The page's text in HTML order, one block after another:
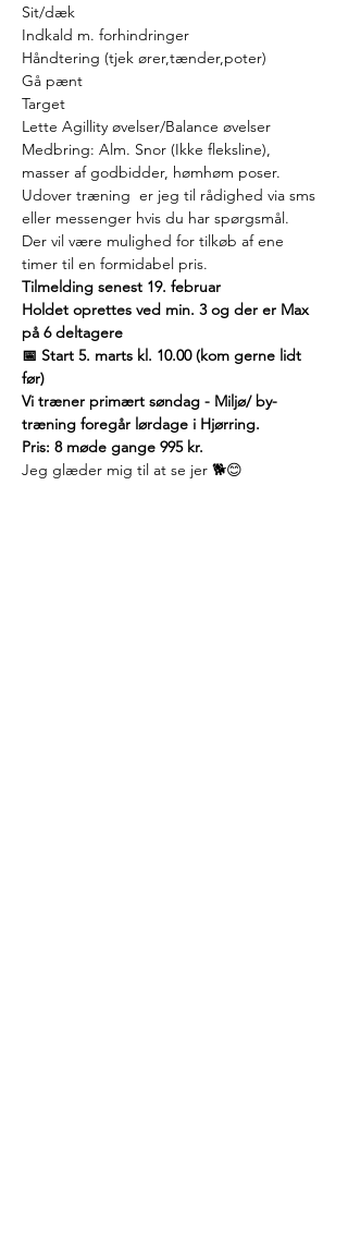
Sit/dæk
Indkald m. forhindringer
Håndtering (tjek ører,tænder,poter)
Gå pænt
Target
Lette Agillity øvelser/Balance øvelser
Medbring: Alm. Snor (Ikke fleksline),
masser af godbidder, hømhøm poser.
Udover træning  er jeg til rådighed via sms
eller messenger hvis du har spørgsmål.
Der vil være mulighed for tilkøb af ene
timer til en formidabel pris.
Tilmelding senest 19. februar
Holdet oprettes ved min. 3 og der er Max
på 6 deltagere
📅 Start 5. marts kl. 10.00 (kom gerne lidt
før)
Vi træner primært søndag - Miljø/ by-
træning foregår lørdage i Hjørring.
Pris: 8 møde gange 995 kr.
Jeg glæder mig til at se jer 🐕😊